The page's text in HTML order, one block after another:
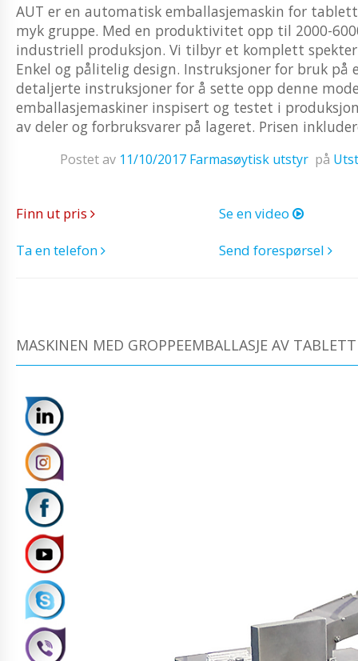
AUT er en automatisk emballasjemaskin for
myk gruppe. Med en produktivitet opp til 2000-
industriell produksjon. Vi tilbyr et komplett
Enkel og pålitelig design. Instruksjoner for bruk på
detaljerte instruksjoner for å sette opp denne
emballasjemaskiner inspisert og testet i
av deler og forbruksvarer på lageret. Prisen
Postet av 11/10/2017 Farmasøytisk utstyr på
Finn ut pris
Se en video
Ta en telefon
Send forespørsel
MASKINEN MED GROPPEEMBALLASJE AV